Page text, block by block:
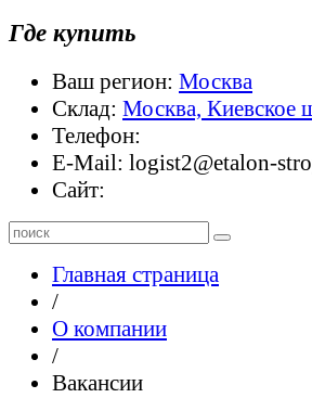
Где купить
Ваш регион: Москва
Склад: Москва, Киевское
Телефон:
E-Mail: logist2@etalon-
Сайт:
Главная страница
/
О компании
/
Вакансии